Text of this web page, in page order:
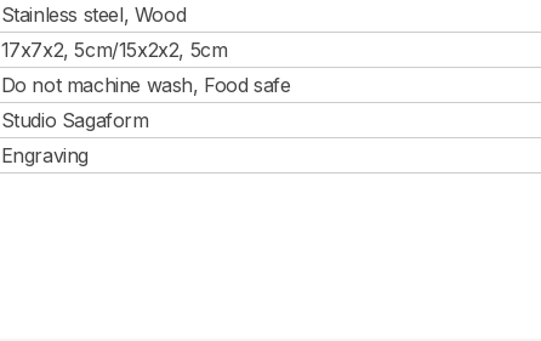
Stainless steel, Wood
17x7x2, 5cm/15x2x2, 5cm
Do not machine wash, Food safe
Studio Sagaform
Engraving